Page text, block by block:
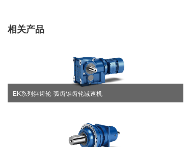
相关产品
EK系列斜齿轮-弧齿锥齿轮减速机